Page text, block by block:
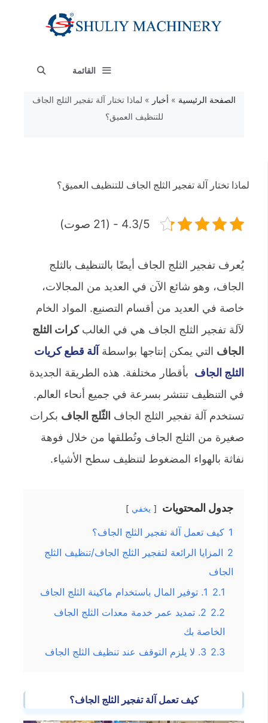
القائمة
الصفحة الرئيسية » أخبار » لماذا تختار آلة تفجير الثلج الجاف
للتنظيف العميق؟
لماذا تختار آلة تفجير الثلج الجاف للتنظيف العميق؟
4.3/5 - (21 صوت)
يُعرف تفجير الثلج الجاف أيضًا بالتنظيف بالثلج
الجاف، وهو شائع الآن في العديد من المجالات،
خاصة في العديد من أقسام التصنيع. المواد الخام
لآلة تفجير الثلج الجاف هي في الغالبكرات الثلج
الجاف التي يمكن إنتاجها بواسطة آلة قطع كريات
الثلج الجاف بأقطار مختلفة. هذه الطريقة الجديدة
في التنظيف تنتشر بسرعة في جميع أنحاء العالم.
تستخدم آلة تفجير الثلج الجاف الثّلج الجاف بكرات
صغيرة من الثلج الجاف وتُطلقها من خلال فوهة
نفاثة بالهواء المضغوط لتنظيف سطح الأشياء.
جدول المحتويات يخفي
1 كيف تعمل آلة تفجير الثلج الجاف؟
2 المزايا الرائعة لتفجير الثلج الجاف/تنظيف الثلج
الجاف
2.1 1. توفير المال باستخدام ماكينة الثلج الجاف
2.2
2. تمديد عمر خدمة معدات الثلج الجاف
الخاصة بك
2.3 3. لا يلزم التوقف عند تنظيف الثلج الجاف
كيف تعمل آلة تفجير الثلج الجاف؟